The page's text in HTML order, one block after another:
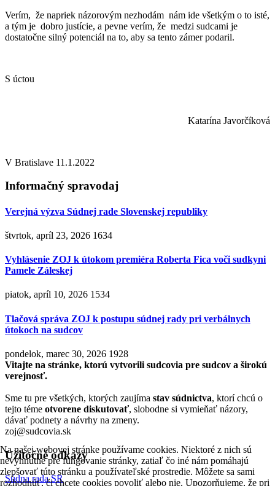
Verím, že napriek názorovým nezhodám nám ide všetkým o to isté,
a tým je dobro justície, a pevne verím, že medzi sudcami je
dostatočne silný potenciál na to, aby sa tento zámer podaril.
S úctou
Katarína Javorčíková
V Bratislave 11.1.2022
Informačný spravodaj
Verejná výzva Súdnej rade Slovenskej republiky
štvrtok, apríl 23, 2026 1634
Vyhlásenie ZOJ k útokom premiéra Roberta Fica voči sudkyni
Pamele Záleskej
piatok, apríl 10, 2026 1534
Tlačová správa ZOJ k postupu súdnej rady pri verbálnych
útokoch na sudcov
pondelok, marec 30, 2026 1928
Vitajte na stránke, ktorú vytvorili sudcovia pre sudcov a širokú
verejnosť.
Sme tu pre všetkých, ktorých zaujíma stav súdnictva, ktorí chcú o
tejto téme otvorene diskutovať, slobodne si vymieňať názory,
dávať podnety a návrhy na zmeny.
zoj@sudcovia.sk
Užitočné odkazy
Súdna rada SR
Na našej webovej stránke používame cookies. Niektoré z nich sú
nevyhnutné pre fungovanie stránky, zatiaľ čo iné nám pomáhajú
zlepšovať túto stránku a používateľské prostredie. Môžete sa sami
rozhodnúť, či chcete cookies povoliť alebo nie. Upozorňujeme, že pri